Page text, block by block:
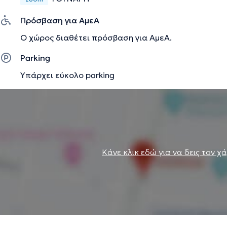
MIS. Την περίοδο 2016 έως 2018 υπήρξε ο εκπαιδευτής
για το MGUIDE.
Πρόσβαση για ΑμεΑ
Ο χώρος διαθέτει πρόσβαση για ΑμεΑ.
Parking
Υπάρχει εύκολο parking
Κάνε κλικ εδώ για να δεις τον